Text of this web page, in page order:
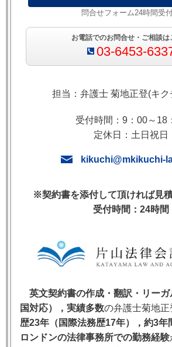
5. TOE条項が認められる場面と否定
7. Time not of the essenceとの違い
8. 英国法・米国法・日本法の比較
9. よくある質問（FAQ）
1. Time is of the essenceとは
エッセンス）」または「Time shall
です。略してTOE条項とも呼ばれま
契約で定めた履行期（deadline / due
守すべきものであることを明確にし
▸ 契約で定めた期日を「Condition
項）」として位置づける
▸ 期日違反があれば，即座に解除
問合せフォーム24時間受
お電話でのお問合せ・ご相談は
03-6453-
担当：弁護士 菊地正登(キ
受付時間：9：00～18
定休日：土日祝日
kikuchi@mkikuchi-
※契約書を添付して頂ければ見
受付時間：24時間
英文契約書の作成・翻訳・リーガ
国対応），実績多数の弁護士菊地正
歴23年（国際法務歴17年），約3年
ロンドンの法律事務所での勤務経験